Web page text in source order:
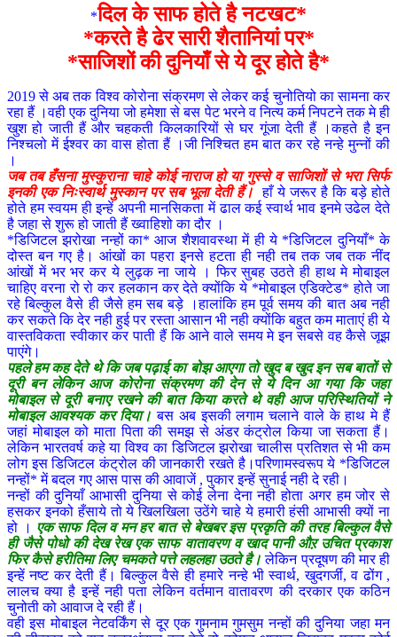
*दिलके साफ होते है नटखट*
*करते है ढेर सारी शैतानियां पर*
*साजिशों की दुनियाँ से ये दूर होते है*
2019 से अब तक विश्व कोरोना संक्रमण से लेकर कई चुनोतियो का सामना कर
रहा हैं ।वही एक दुनिया जो हमेशा से बस पेट भरने व नित्य कर्म निपटने तक मे ही
खुश हो जाती हैं और चहकती किलकारियों से घर गूंजा देती हैं ।कहते है इन
निश्चलो में ईश्वर का वास होता हैं ।जी निश्चित हम बात कर रहे नन्हे मुन्नों की
।
जब तब हँसना मुस्कुराना चाहे कोई नाराज हो या गुस्से व साजिशों से भरा सिर्फ
इनकी एक निःस्वार्थ मुस्कान पर सब भूला देती हैं।हाँ ये जरूर है कि बड़े होते
होते हम स्वयम ही इन्हें अपनी मानसिकता में ढाल कई स्वार्थ भाव इनमे उढेल देते
है जहा से शुरू हो जाती हैं ख्वाहिशो का दौर ।
*डिजिटल झरोखा नन्हों का* आज शैशवावस्था में ही ये *डिजिटल दुनियाँ* के
दोस्त बन गए है। आंखों का पहरा इनसे हटता ही नही तब तक जब तक नींद
आंखों में भर भर कर ये लुढ़क ना जाये । फिर सुबह उठते ही हाथ मे मोबाइल
चाहिए वरना रो रो कर हलकान कर देते क्योंकि ये *मोबाइल एडिक्टेड* होते जा
रहे बिल्कुल वैसे ही जैसे हम सब बड़े ।हालांकि हम पूर्व समय की बात अब नही
कर सकते कि देर नही हुई पर रस्ता आसान भी नही क्योंकि बहुत कम माताएं ही ये
वास्तविकता स्वीकार कर पाती हैं कि आने वाले समय मे इन सबसे वह कैसे जूझ
पाएंगे।
पहले हम कह देते थे कि जब पढ़ाई का बोझ आएगा तो खुद ब खुद इन सब बातों से
दूरी बन लेकिन आज कोरोना संक्रमण की देन से ये दिन आ गया कि जहा
मोबाइल से दूरी बनाए रखने की बात किया करते थे वही आज परिस्थितियों ने
मोबाइल आवश्यक कर दिया। बस अब इसकी लगाम चलाने वाले के हाथ मे हैं
जहां मोबाइल को माता पिता की समझ से अंडर कंट्रोल किया जा सकता हैं।
लेकिन भारतवर्ष कहे या विश्व का डिजिटल झरोखा चालीस प्रतिशत से भी कम
लोग इस डिजिटल कंट्रोल की जानकारी रखते है।परिणामस्वरूप ये *डिजिटल
नन्हों* में बदल गए आस पास की आवाजें , पुकार इन्हें सुनाई नही दे रही।
नन्हों की दुनियाँ आभासी दुनिया से कोई लेना देना नही होता अगर हम जोर से
हसकर इनको हँसाये तो ये खिलखिला उठेंगे चाहे ये हमारी हंसी आभासी क्यों ना
हो । एक साफ दिल व मन हर बात से बेखबर इस प्रकृति की तरह बिल्कुल वैसे
ही जैसे पोधो की देख रेख एक साफ वातावरण व खाद पानी औऱ उचित प्रकाश
फिर कैसे हरीतिमा लिए चमकते पत्ते लहलहा उठते है। लेकिन प्रदूषण की मार ही
इन्हें नष्ट कर देती हैं। बिल्कुल वैसे ही हमारे नन्हे भी स्वार्थ, खुदगर्जी, व ढोंग ,
लालच क्या है इन्हें नही पता लेकिन वर्तमान वातावरण की दरकार एक कठिन
चुनोती को आवाज दे रही हैं।
वही इस मोबाइल नेटवर्किंग से दूर एक गुमनाम गुमसुम नन्हों की दुनिया जहा मन